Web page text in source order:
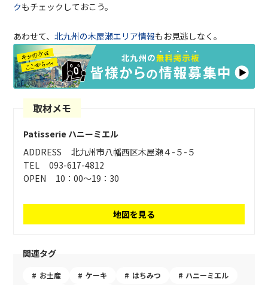
クもチェックしておこう。
あわせて、北九州の木屋瀬エリア情報もお見逃しなく。
取材メモ
Patisserie ハニーミエル
ADDRESS
北九州市八幡西区木屋瀬４-５-５
TEL
093-617-4812
OPEN
10：00～19：30
地図を見る
関連タグ
お土産 ケーキ はちみつ
ハニーミエル